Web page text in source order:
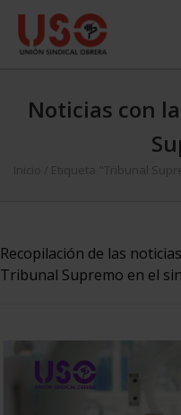
Noticias con
Inicio Etiqueta "Tribunal
Recopilación de las
Tribunal Supremo en el